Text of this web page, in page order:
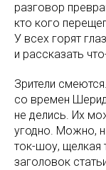
разговор
кто кого
У всех горят
и рассказать
Зрители
со времен
не делись. Их
угодно. Можно,
ток-шоу, щелкая
заголовок